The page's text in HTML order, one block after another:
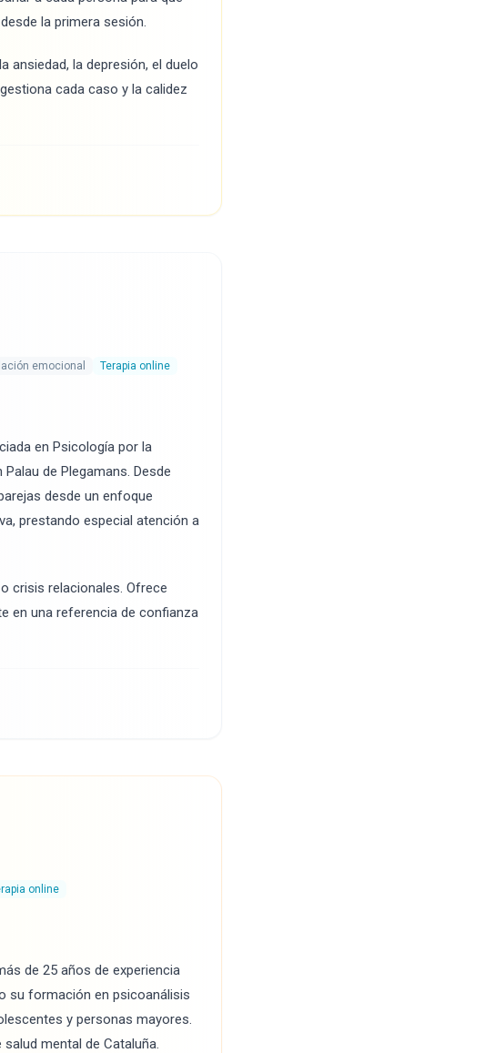
la primera sesión.
ansiedad, la depresión, el duelo
cada caso y la calidez
emocional
Terapia online
en Psicología por la
de Plegamans. Desde
desde un enfoque
prestando especial atención a
crisis relacionales. Ofrece
en una referencia de confianza
online
de 25 años de experiencia
su formación en psicoanálisis
y personas mayores.
mental de Cataluña.